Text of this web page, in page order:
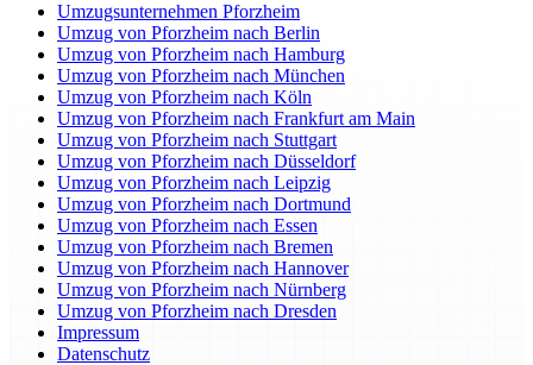
Umzugsunternehmen Pforzheim
Umzug von Pforzheim nach Berlin
Umzug von Pforzheim nach Hamburg
Umzug von Pforzheim nach München
Umzug von Pforzheim nach Köln
Umzug von Pforzheim nach Frankfurt am Main
Umzug von Pforzheim nach Stuttgart
Umzug von Pforzheim nach Düsseldorf
Umzug von Pforzheim nach Leipzig
Umzug von Pforzheim nach Dortmund
Umzug von Pforzheim nach Essen
Umzug von Pforzheim nach Bremen
Umzug von Pforzheim nach Hannover
Umzug von Pforzheim nach Nürnberg
Umzug von Pforzheim nach Dresden
Impressum
Datenschutz